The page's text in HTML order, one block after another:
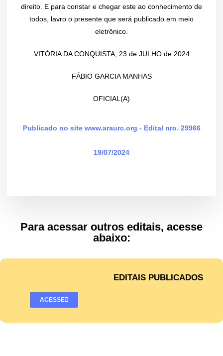
direito. E para constar e chegar este ao conhecimento de
todos, lavro o presente que será publicado em meio
eletrônico.
VITÓRIA DA CONQUISTA, 23 de JULHO de 2024
FÁBIO GARCIA MANHAS
OFICIAL(A)
Publicado no site www.araurc.org - Edital nro. 29966
19/07/2024
Para acessar outros editais, acesse
abaixo:
EDITAIS PUBLICADOS
ACESSE